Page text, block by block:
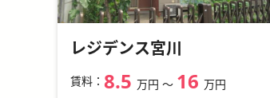
レジデンス宮川
賃料： 8.5 万円 〜 16 万円